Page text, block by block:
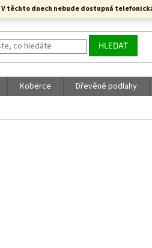
V těchto dnech nebude dostupná
HLEDAT
Koberce Dřevěné podlahy